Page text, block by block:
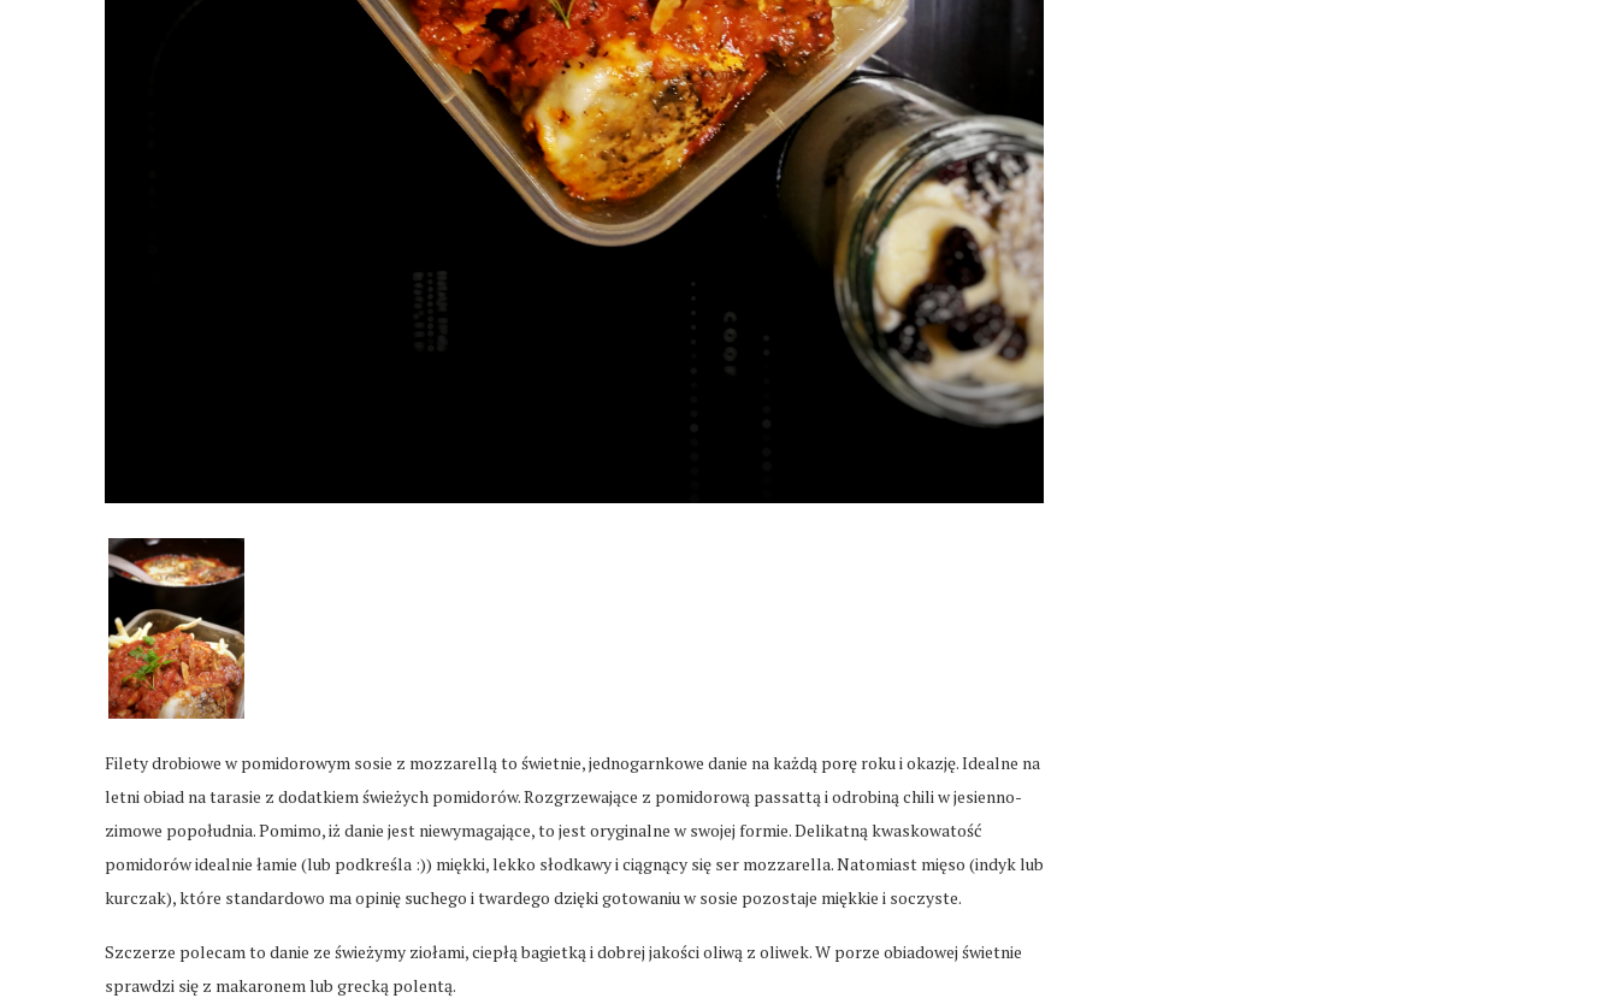
Filety drobiowe w pomidorowym sosie z mozzarellą to świetnie, jednogarnkowe danie na każdą porę roku i okazję. Idealne na
letni obiad na tarasie z dodatkiem świeżych pomidorów. Rozgrzewające z pomidorową passattą i odrobiną chili w jesienno-
zimowe popołudnia. Pomimo, iż danie jest niewymagające, to jest oryginalne w swojej formie. Delikatną kwaskowatość
pomidorów idealnie łamie (lub podkreśla :)) miękki, lekko słodkawy i ciągnący się ser mozzarella. Natomiast mięso (indyk lub
kurczak), które standardowo ma opinię suchego i twardego dzięki gotowaniu w sosie pozostaje miękkie i soczyste.
Szczerze polecam to danie ze świeżymy ziołami, ciepłą bagietką i dobrej jakości oliwą z oliwek. W porze obiadowej świetnie
sprawdzi się z makaronem lub grecką polentą.